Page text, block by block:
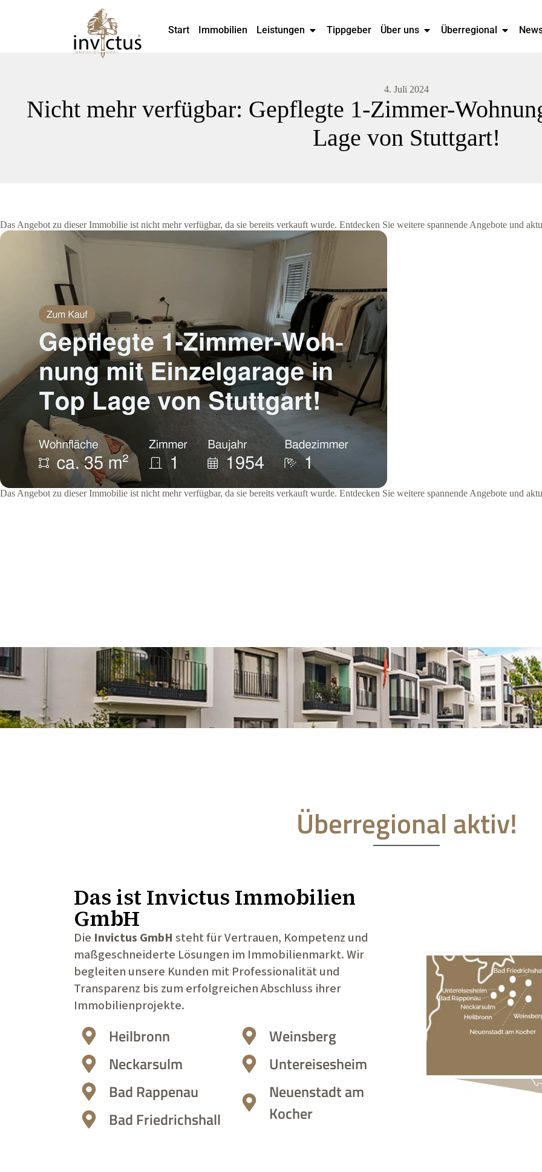
Start Immobilien Leistungen Tippgeber Über uns Überregional
4. Juli 2024
Nicht mehr verfügbar: Gepflegte 1-Zimmer-
Lage von Stuttgart!
Das Angebot zu dieser Immobilie ist nicht mehr verfügbar, da sie bereits verkauft wurde. Entdecken Sie weitere spannende Angebote und
Das Angebot zu dieser Immobilie ist nicht mehr verfügbar, da sie bereits verkauft wurde. Entdecken Sie weitere spannende Angebote und
Überregional aktiv!
Das istInvictus Immobilien
GmbH
Die Invictus GmbH steht für Vertrauen, Kompetenz und
maßgeschneiderte Lösungen im Immobilienmarkt. Wir
begleiten unsere Kunden mit Professionalität und
Transparenz bis zum erfolgreichen Abschluss ihrer
Immobilienprojekte.
Heilbronn
Neckarsulm
Bad Rappenau
Bad Friedrichshall
Weinsberg
Untereisesheim
Neuenstadt am
Kocher